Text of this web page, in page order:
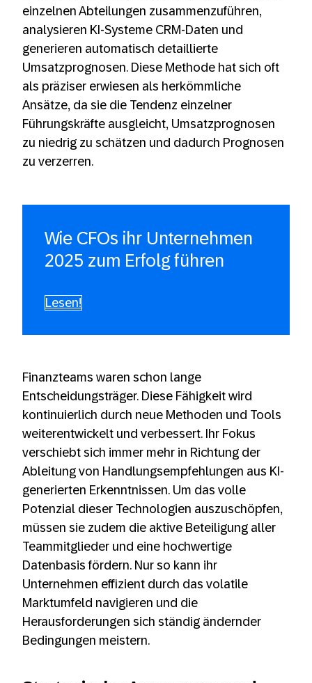
einzelnen Abteilungen zusammenzuführen,
analysieren KI-Systeme CRM-Daten und
generieren automatisch detaillierte
Umsatzprognosen. Diese Methode hat sich oft
als präziser erwiesen als herkömmliche
Ansätze, da sie die Tendenz einzelner
Führungskräfte ausgleicht, Umsatzprognosen
zu niedrig zu schätzen und dadurch Prognosen
zu verzerren.
Wie CFOs ihr Unternehmen
2025 zum Erfolg führen
Lesen!
Finanzteams waren schon lange
Entscheidungsträger. Diese Fähigkeit wird
kontinuierlich durch neue Methoden und Tools
weiterentwickelt und verbessert. Ihr Fokus
verschiebt sich immer mehr in Richtung der
Ableitung von Handlungsempfehlungen aus KI-
generierten Erkenntnissen. Um das volle
Potenzial dieser Technologien auszuschöpfen,
müssen sie zudem die aktive Beteiligung aller
Teammitglieder und eine hochwertige
Datenbasis fördern. Nur so kann ihr
Unternehmen effizient durch das volatile
Marktumfeld navigieren und die
Herausforderungen sich ständig ändernder
Bedingungen meistern.